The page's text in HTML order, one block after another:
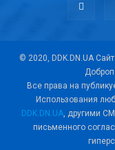
© 2020, DDK.DN.UA
Все права на
Использования
DDK.DN.UA, другими
письменного